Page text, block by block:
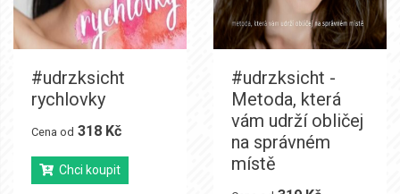
#udrzksicht
rychlovky
Cena od 318 Kč
Chci koupit
#udrzksicht -
Metoda, která
vám udrží obličej
na správném
místě